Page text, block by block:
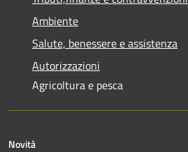
Ambiente
Salute, benessere e assistenza
Autorizzazioni
Agricoltura e pesca
Novità